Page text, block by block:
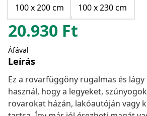
100 x 200 cm
100 x 230 cm
20.930 Ft
Áfával
Leírás
Ez a rovarfüggöny rugalmas és
használ, hogy a legyeket,
rovarokat házán, lakóautóján vagy